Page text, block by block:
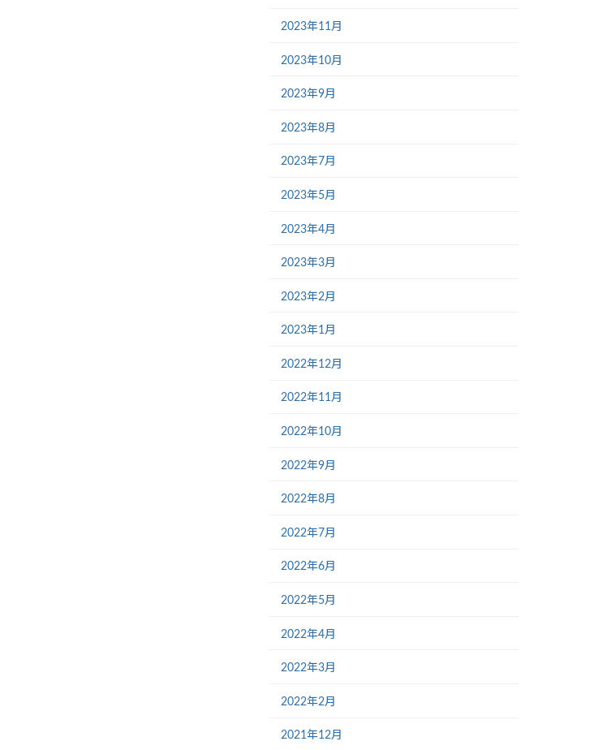
2023年11月
2023年10月
2023年9月
2023年8月
2023年7月
2023年5月
2023年4月
2023年3月
2023年2月
2023年1月
2022年12月
2022年11月
2022年10月
2022年9月
2022年8月
2022年7月
2022年6月
2022年5月
2022年4月
2022年3月
2022年2月
2021年12月